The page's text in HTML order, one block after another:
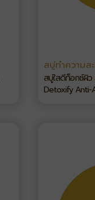
สบู่ทำความส
สบู่ใสดีท็อกซ์ผิ
Detoxify Anti-